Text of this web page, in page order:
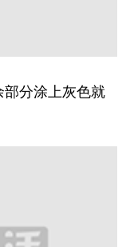
分涂上灰色就